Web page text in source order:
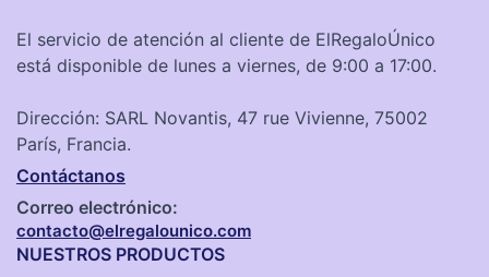
El servicio de atención al cliente de ElRegaloÚnico
está disponible de lunes a viernes, de 9:00 a 17:00.
Dirección: SARL Novantis, 47 rue Vivienne, 75002
París, Francia.
Contáctanos
Correo electrónico:
contacto@elregalounico.com
NUESTROS PRODUCTOS